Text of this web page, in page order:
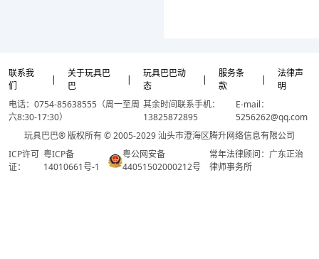
联系我
们
|
关于玩具巴
巴
|
玩具巴巴动
态
|
服务条
款
|
法律声
明
电话：0754-85638555（周一至周
六8:30-17:30）
其余时间联系手机：
13825872895
E-mail：
5256262@qq.com
玩具巴巴® 版权所有 © 2005-2029 汕头市澄海区腾升网络信息有限公司
ICP许可
证：
粤ICP备
14010661号-1
粤公网安备
44051502000212号
常年法律顾问：广东正治
律师事务所